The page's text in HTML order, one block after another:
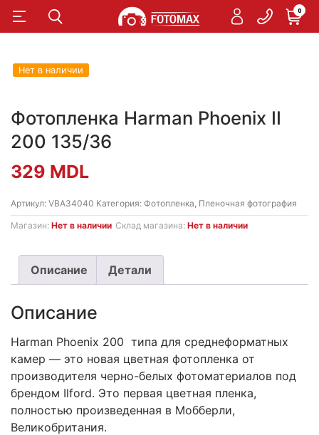
0
Нет в наличии
Фотопленка Harman Phoenix II
200 135/36
329 MDL
Артикул: VBA34040 Категория: Фотопленка, Пленочная фотография
Магазин: Нет в наличии Склад магазина: Нет в наличии
Описание Детали
Описание
Harman Phoenix 200 типа для среднеформатных
камер — это новая цветная фотопленка от
производителя черно-белых фотоматериалов под
брендом Ilford. Это первая цветная пленка,
полностью произведенная в Мобберли,
Великобритания.